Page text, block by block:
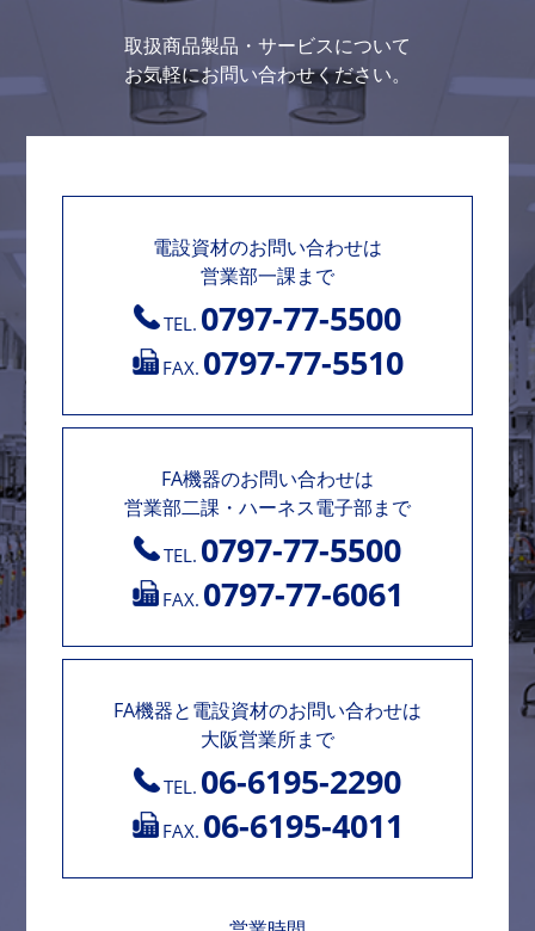
取扱商品製品・サービスについて
お気軽にお問い合わせください。
電設資材のお問い合わせは
営業部一課まで
TEL. 0797-77-5500
FAX. 0797-77-5510
FA機器のお問い合わせは
営業部二課・ハーネス電子部まで
TEL. 0797-77-5500
FAX. 0797-77-6061
FA機器と電設資材のお問い合わせは
大阪営業所まで
TEL. 06-6195-2290
FAX. 06-6195-4011